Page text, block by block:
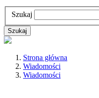
Szukaj
Strona główna
Wiadomości
Wiadomości